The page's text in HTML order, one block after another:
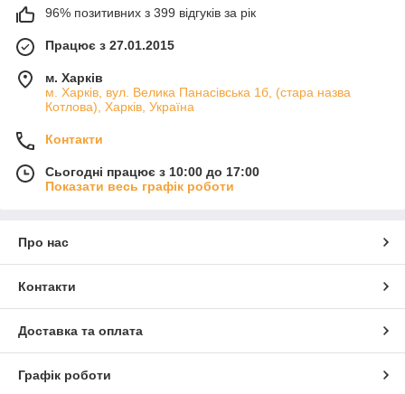
96% позитивних з 399 відгуків за рік
Працює з 27.01.2015
м. Харків
м. Харків, вул. Велика Панасівська 1б, (стара назва
Котлова), Харків, Україна
Контакти
Сьогодні працює з 10:00 до 17:00
Показати весь графік роботи
Про нас
Контакти
Доставка та оплата
Графік роботи